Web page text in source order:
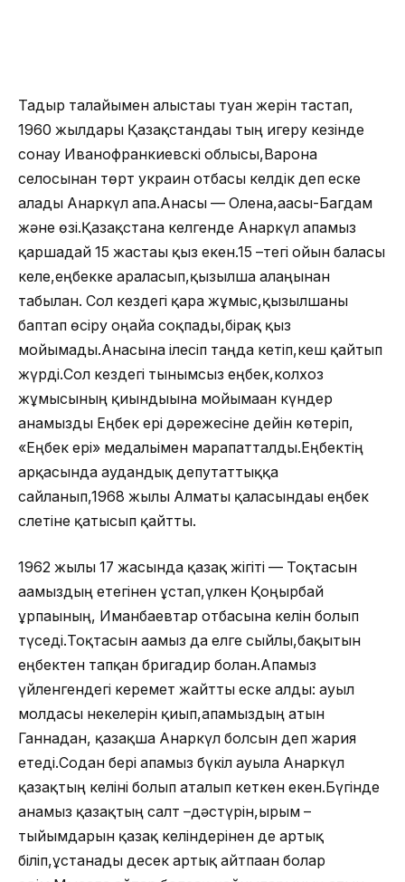
Тағдыр талайымен алыстағы туған жерін тастап,
1960 жылдары Қазақстандағы тың игеру кезінде
сонау Иванофранкиевскі облысы,Варона
селосынан төрт украин отбасы келдік деп еске
алады Анаркүл апа.Анасы — Олена,ағасы-Багдам
және өзі.Қазақстанға келгенде Анаркүл апамыз
қаршадай 15 жастағы қыз екен.15 –тегі ойын баласы
келе,еңбекке араласып,қызылша алаңынан
табылған. Сол кездегі қара жұмыс,қызылшаны
баптап өсіру оңайға соқпады,бірақ қыз
мойымады.Анасына ілесіп таңда кетіп,кеш қайтып
жүрді.Сол кездегі тынымсыз еңбек,колхоз
жұмысының қиындығына мойымаған күндер
анамызды Еңбек ері дәрежесіне дейін көтеріп,
«Еңбек ері» медальімен марапатталды.Еңбектің
арқасында аудандық депутаттыққа
сайланып,1968 жылы Алматы қаласындағы еңбек
слетіне қатысып қайтты.
1962 жылы 17 жасында қазақ жігіті — Тоқтасын
ағамыздың етегінен ұстап,үлкен Қоңырбай
ұрпағының, Иманбаевтар отбасына келін болып
түседі.Тоқтасын ағамыз да елге сыйлы,бақытын
еңбектен тапқан бригадир болған.Апамыз
үйленгендегі керемет жайтты еске алды: ауыл
молдасы некелерін қиып,апамыздың атын
Ганнадан, қазақша Анаркүл болсын деп жария
етеді.Содан бері апамыз бүкіл ауылға Анаркүл
қазақтың келіні болып аталып кеткен екен.Бүгінде
анамыз қазақтың салт –дәстүрін,ырым –
тыйымдарын қазақ келіндерінен де артық
біліп,ұстанады десек артық айтпаған болар